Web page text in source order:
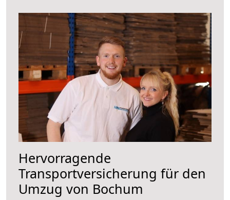
Hervorragende
Transportversicherung für den
Umzug von Bochum